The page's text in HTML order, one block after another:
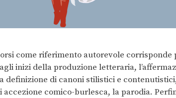
come riferimento autorevole corrisponde
inizi della produzione letteraria,
definizione di canoni stilistici e
comico-burlesca, la parodia.